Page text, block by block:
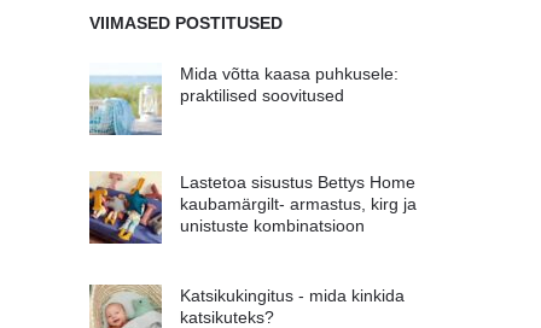
VIIMASED POSTITUSED
Mida võtta kaasa puhkusele:
praktilised soovitused
Lastetoa sisustus Bettys Home
kaubamärgilt- armastus, kirg ja
unistuste kombinatsioon
Katsikukingitus - mida kinkida
katsikuteks?